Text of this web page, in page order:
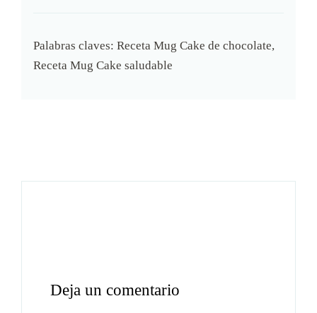
Palabras claves: Receta Mug Cake de chocolate,
Receta Mug Cake saludable
Deja un comentario